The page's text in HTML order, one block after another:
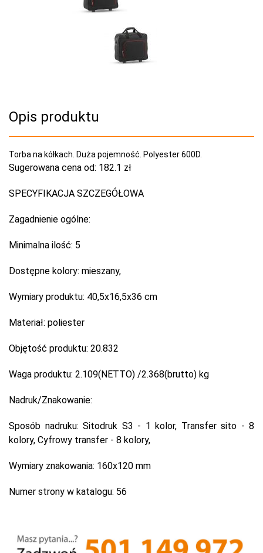
Opis produktu
Torba na kółkach. Duża pojemność. Polyester 600D.
Sugerowana cena od: 182.1 zł
SPECYFIKACJA SZCZEGÓŁOWA
Zagadnienie ogólne:
Minimalna ilość: 5
Dostępne kolory: mieszany,
Wymiary produktu: 40,5x16,5x36 cm
Materiał: poliester
Objętość produktu: 20.832
Waga produktu: 2.109(NETTO) /2.368(brutto) kg
Nadruk/Znakowanie:
Sposób nadruku: Sitodruk S3 - 1 kolor, Transfer sito - 8
kolory, Cyfrowy transfer - 8 kolory,
Wymiary znakowania: 160x120 mm
Numer strony w katalogu: 56